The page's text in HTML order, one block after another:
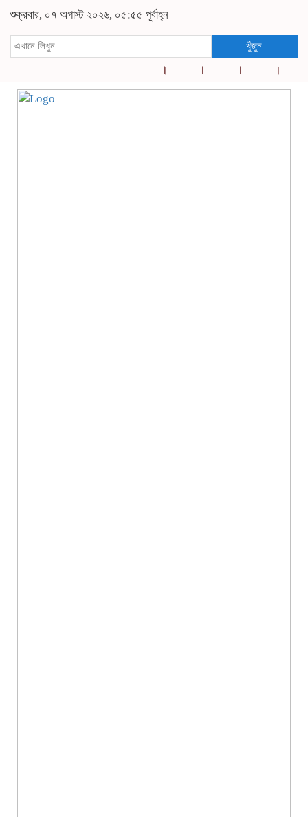
শুক্রবার, ০৭ অগাস্ট ২০২৬, ০৫:৫৫ পূর্বাহ্ন
খুঁজুন